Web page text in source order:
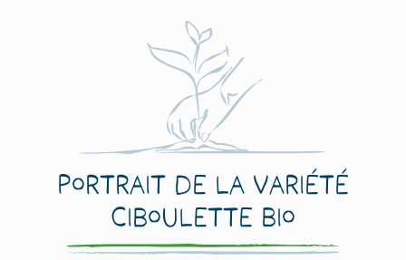
Portrait de la variété
Ciboulette Bio